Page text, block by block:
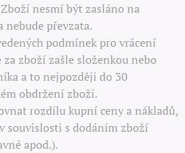
nesmí být zasláno na
nebude převzata.
podmínek pro vrácení
zboží zašle složenkou nebo
a to nejpozději do 30
obdržení zboží.
rozdílu kupní ceny a nákladů,
souvislosti s dodáním zboží
apod.).